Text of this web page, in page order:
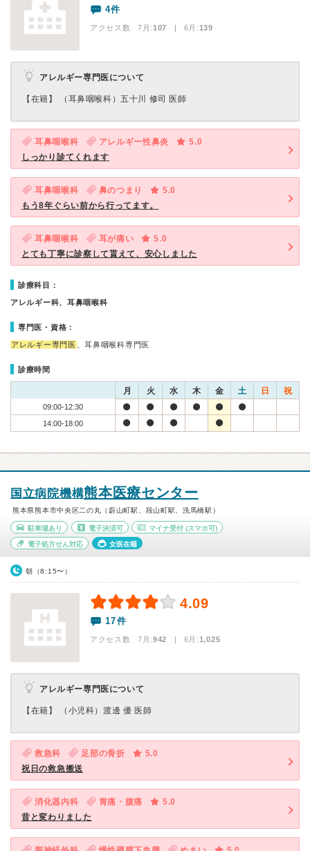
4件
アクセス数 7月:107 | 6月:139
アレルギー専門医について
【在籍】 （耳鼻咽喉科）五十川 修司 医師
耳鼻咽喉科 アレルギー性鼻炎
5.0
しっかり診てくれます
耳鼻咽喉科 鼻のつまり
5.0
もう8年ぐらい前から行ってます。
耳鼻咽喉科 耳が痛い
5.0
とても丁寧に診察して貰えて、安心しました
診療科目：
アレルギー科、耳鼻咽喉科
専門医・資格：
アレルギー専門医 、耳鼻咽喉科専門医
診療時間
月 火 水 木 金 土 日 祝
09:00-12:30
14:00-18:00
国立病院機構熊本医療センター
熊本県熊本市中央区二の丸（蔚山町駅、段山町駅、洗馬橋駅）
駐車場あり 電子決済可 マイナ受付 (スマホ可)
電子処方せん対応 女医在籍
朝（8:15〜）
4.09
17件
アクセス数 7月:942 | 6月:1,025
アレルギー専門医について
【在籍】 （小児科）渡邊 優 医師
救急科 足部の骨折
5.0
祝日の救急搬送
消化器内科 胃痛・腹痛
5.0
昔と変わりました